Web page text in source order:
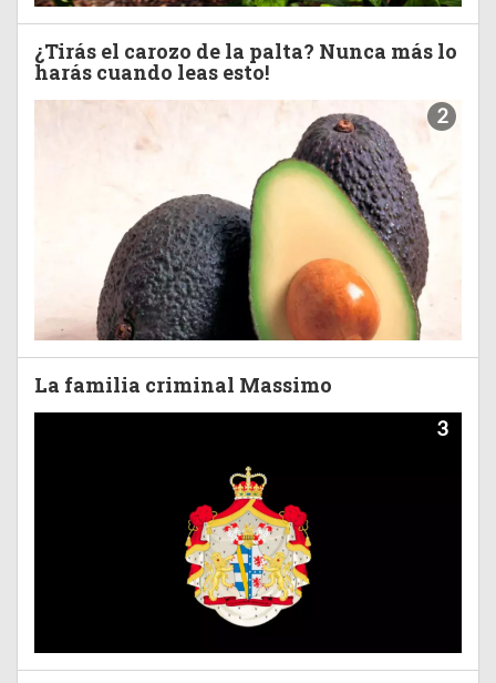
¿Tirás el carozo de la palta? Nunca más lo
harás cuando leas esto!
2
La familia criminal Massimo
3